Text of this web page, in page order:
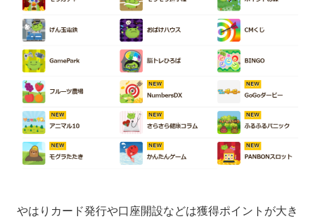
やはりカード発行や口座開設などは獲得ポイントが大き